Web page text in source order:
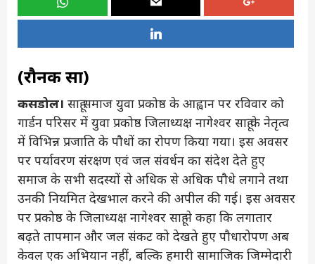
(रौनक साहू)
कसडोल। साहू समाज युवा प्रकोष्ठ के आह्वान पर रविवार को
गार्डन परिसर में युवा प्रकोष्ठ जिलाध्यक्ष नागेश्वर साहू के नेतृत्व
में विभिन्न प्रजाति के पौधों का रोपण किया गया। इस अवसर
पर पर्यावरण संरक्षण एवं जल संवर्धन का संदेश देते हुए
समाज के सभी सदस्यों से अधिक से अधिक पौधे लगाने तथा
उनकी नियमित देखभाल करने की अपील की गई। इस अवसर
पर प्रकोष्ठ के जिलाध्यक्ष नागेश्वर साहू ने कहा कि लगातार
बढ़ते तापमान और जल संकट को देखते हुए पौधारोपण अब
केवल एक अभियान नहीं, बल्कि हमारी सामाजिक जिम्मेदारी